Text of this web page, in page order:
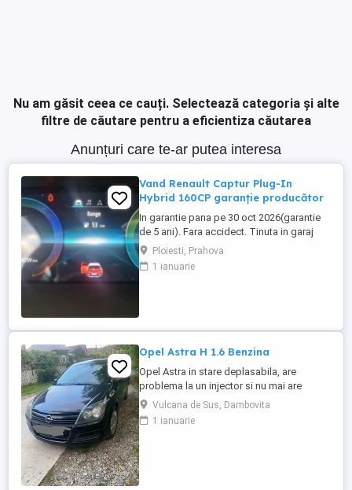
Nu am găsit ceea ce cauți. Selectează categoria și alte
filtre de căutare pentru a eficientiza căutarea
Anunțuri care te-ar putea interesa
Vand Renault Captur Plug-In
Hybrid 160CP garanție producător
In garantie pana pe 30 oct 2026(garantie
de 5 ani). Fara accidect. Tinuta in garaj
(arata ca noua, nu are zgarieturi). Folosita
doar la naveta(30km zilnic). Nu are urme
de uzura, placutele si discurile nu sunt
Ploiesti, Prahova
1 ianuarie
Opel Astra H 1.6 Benzina
Opel Astra in stare deplasabila, are
problema la un injector si nu mai are
putere dar se poate deplasa, pretul este
negociabil la fata locului, masina are si
instalație Gpl omologată.
Vulcana de Sus, Dambovita
1 ianuarie